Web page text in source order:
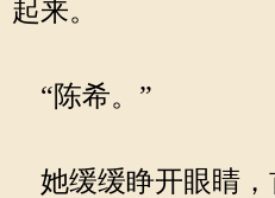
起来。
“陈希。”
她缓缓睁开眼睛，